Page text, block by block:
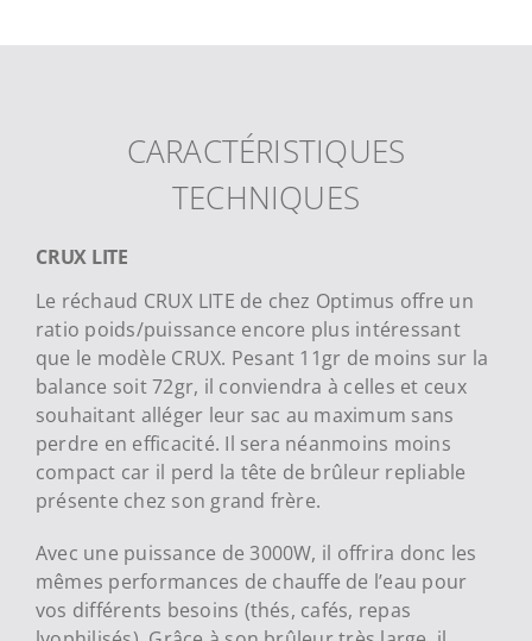
CARACTÉRISTIQUES
TECHNIQUES
CRUX LITE
Le réchaud CRUX LITE de chez Optimus offre un
ratio poids/puissance encore plus intéressant
que le modèle CRUX. Pesant 11gr de moins sur la
balance soit 72gr, il conviendra à celles et ceux
souhaitant alléger leur sac au maximum sans
perdre en efficacité. Il sera néanmoins moins
compact car il perd la tête de brûleur repliable
présente chez son grand frère.
Avec une puissance de 3000W, il offrira donc les
mêmes performances de chauffe de l’eau pour
vos différents besoins (thés, cafés, repas